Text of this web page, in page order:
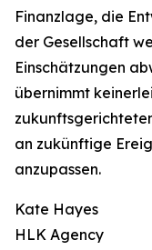
Finanzlage, die
der Gesellschaft
Einschätzungen
übernimmt
an zukünftige
anzupassen.
Kate Hayes
HLK Agency